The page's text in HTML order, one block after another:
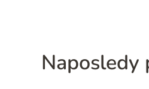
Naposledy